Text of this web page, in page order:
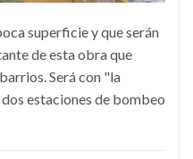
superficie y que serán
de esta obra que
Será con "la
estaciones de bombeo